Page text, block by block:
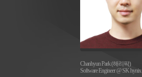
Chanhyun Park (해리팍)
Software Engineer @ SK hynix